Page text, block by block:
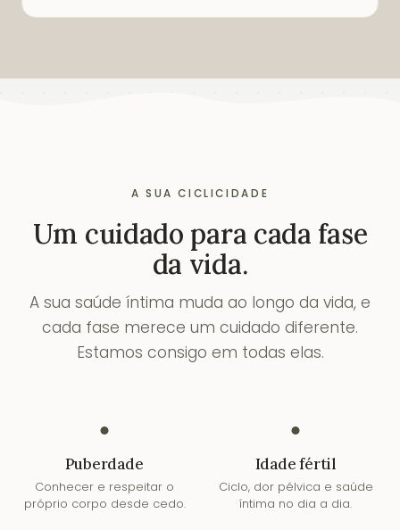
A SUA CICLICIDADE
Um cuidado para cada fase
da vida.
A sua saúde íntima muda ao longo da vida, e
cada fase merece um cuidado diferente.
Estamos consigo em todas elas.
Puberdade
Conhecer e respeitar o
próprio corpo desde cedo.
Idade fértil
Ciclo, dor pélvica e saúde
íntima no dia a dia.